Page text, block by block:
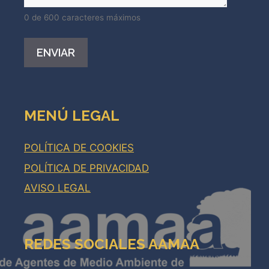
0 de 600 caracteres máximos
MENÚ LEGAL
POLÍTICA DE COOKIES
POLÍTICA DE PRIVACIDAD
AVISO LEGAL
REDES SOCIALES AAMAA